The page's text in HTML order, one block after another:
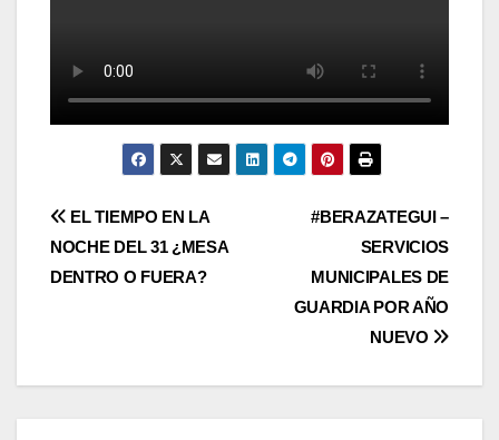
Post
navigation
#BERAZATEGUI –
SERVICIOS
MUNICIPALES DE
GUARDIA POR AÑO
NUEVO
EL TIEMPO EN LA
NOCHE DEL 31 ¿MESA
DENTRO O FUERA?